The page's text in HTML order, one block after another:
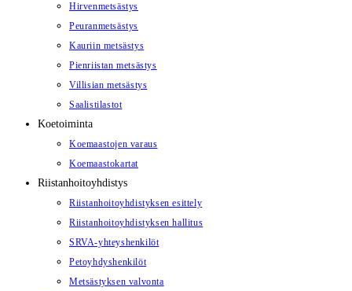
Hirvenmetsästys
Peuranmetsästys
Kauriin metsästys
Pienriistan metsästys
Villisian metsästys
Saalistilastot
Koetoiminta
Koemaastojen varaus
Koemaastokartat
Riistanhoitoyhdistys
Riistanhoitoyhdistyksen esittely
Riistanhoitoyhdistyksen hallitus
SRVA-yhteyshenkilöt
Petoyhdyshenkilöt
Metsästyksen valvonta